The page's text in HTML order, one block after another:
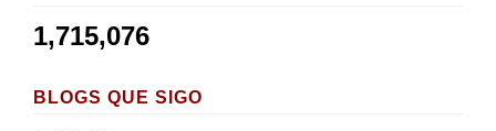
1,715,076
BLOGS QUE SIGO